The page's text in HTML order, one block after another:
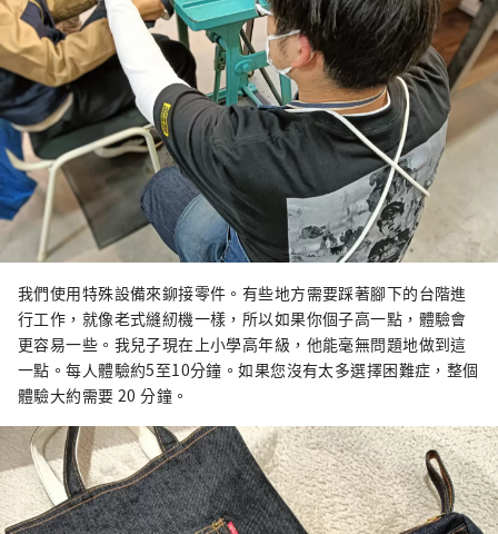
我們使用特殊設備來鉚接零件。有些地方需要踩著腳下的台階進
行工作，就像老式縫紉機一樣，所以如果你個子高一點，體驗會
更容易一些。我兒子現在上小學高年級，他能毫無問題地做到這
一點。每人體驗約5至10分鐘。如果您沒有太多選擇困難症，整個
體驗大約需要 20 分鐘。